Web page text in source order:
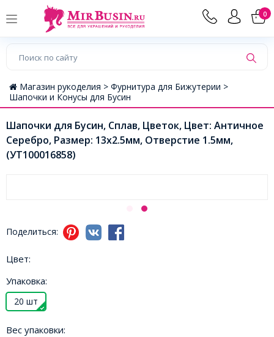
0
Магазин рукоделия > Фурнитура для Бижутерии >
Шапочки и Конусы для Бусин
Шапочки для Бусин, Сплав, Цветок, Цвет: Античное
Серебро, Размер: 13х2.5мм, Отверстие 1.5мм,
(УТ100016858)
Поделиться:
Цвет:
Упаковка:
20 шт
Вес упаковки: